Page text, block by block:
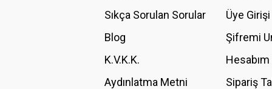
Ürün açıklamasında eksik bilgiler bulunuyor.
Ürün fiyatı diğer sitelerden daha pahalı.
Bu ürüne benzer farklı alternatifler olmalı.
Sıkça Sorulan Sorular
Blog
K.V.K.K.
Aydınlatma Metni
Üye Girişi
Şifremi
Hesabım
Sipariş